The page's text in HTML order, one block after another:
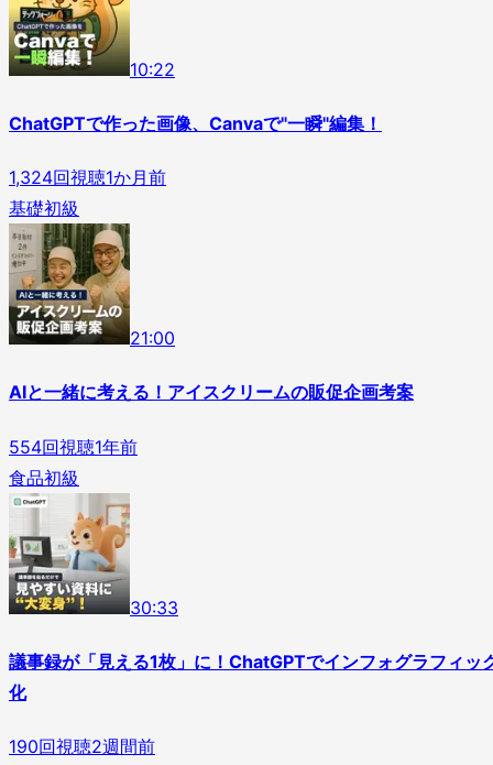
10:22
ChatGPTで作った画像、Canvaで"一瞬"編集！
1,324回視聴1か月前
基礎初級
21:00
AIと一緒に考える！アイスクリームの販促企画考案
554回視聴1年前
食品初級
30:33
議事録が「見える1枚」に！ChatGPTでインフォグラフィッ
化
190回視聴2週間前